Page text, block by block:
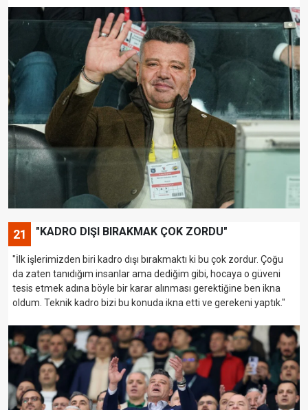
21 "KADRO DIŞI BIRAKMAK ÇOK ZORDU"
"İlk işlerimizden biri kadro dışı bırakmaktı ki bu çok zordur. Çoğu
da zaten tanıdığım insanlar ama dediğim gibi, hocaya o güveni
tesis etmek adına böyle bir karar alınması gerektiğine ben ikna
oldum. Teknik kadro bizi bu konuda ikna etti ve gerekeni yaptık."